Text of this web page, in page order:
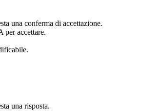
una conferma di accettazione.
per accettare.
una risposta.